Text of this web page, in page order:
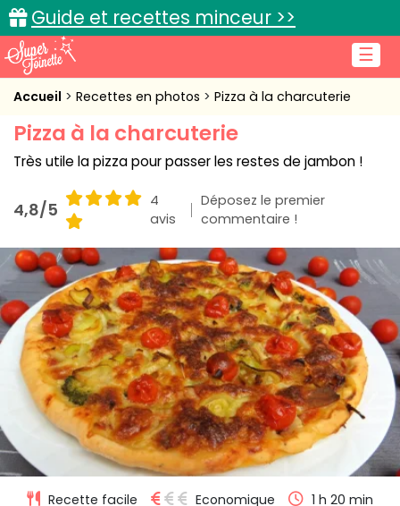
☰
Guide et recettes minceur >>
Accueil
Recettes de cuisine
Cuisine pratique
L'actu cuisine
Connexion
Accueil Recettes en photos Pizza à la charcuterie
Pizza à la charcuterie
Très utile la pizza pour passer les restes de jambon !
4,8/5
4
avis
Déposez le premier
commentaire !
Recette facile Economique
1 h 20 min